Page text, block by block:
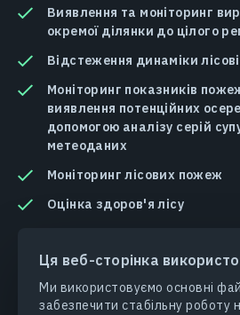
Ця веб-сторінка
Ми використовуємо основні
забезпечити стабільну роботу
Виявлення та моніторинг
окремої ділянки до цілого
Відстеження динаміки
Моніторинг показників
виявлення потенційних
допомогою аналізу серій
метеоданих
Моніторинг лісових пожеж
Оцінка здоров'я лісу